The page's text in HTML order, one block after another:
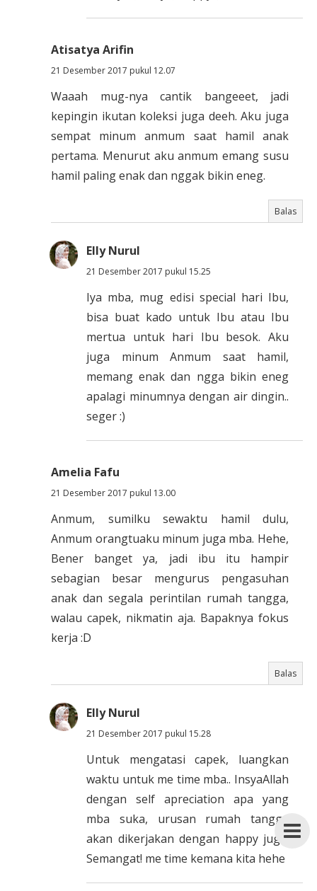
Atisatya Arifin
21 Desember 2017 pukul 12.07
Waaah mug-nya cantik bangeeet, jadi
kepingin ikutan koleksi juga deeh. Aku juga
sempat minum anmum saat hamil anak
pertama. Menurut aku anmum emang susu
hamil paling enak dan nggak bikin eneg.
Balas
Elly Nurul
21 Desember 2017 pukul 15.25
Iya mba, mug edisi special hari Ibu,
bisa buat kado untuk Ibu atau Ibu
mertua untuk hari Ibu besok. Aku
juga minum Anmum saat hamil,
memang enak dan ngga bikin eneg
apalagi minumnya dengan air dingin..
seger :)
Amelia Fafu
21 Desember 2017 pukul 13.00
Anmum, sumilku sewaktu hamil dulu,
Anmum orangtuaku minum juga mba. Hehe,
Bener banget ya, jadi ibu itu hampir
sebagian besar mengurus pengasuhan
anak dan segala perintilan rumah tangga,
walau capek, nikmatin aja. Bapaknya fokus
kerja :D
Balas
Elly Nurul
21 Desember 2017 pukul 15.28
Untuk mengatasi capek, luangkan
waktu untuk me time mba.. InsyaAllah
dengan self apreciation apa yang
mba suka, urusan rumah tangga
akan dikerjakan dengan happy juga.
Semangat! me time kemana kita hehe